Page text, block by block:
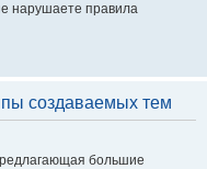
нарушаете правила
создаваемых тем
большие